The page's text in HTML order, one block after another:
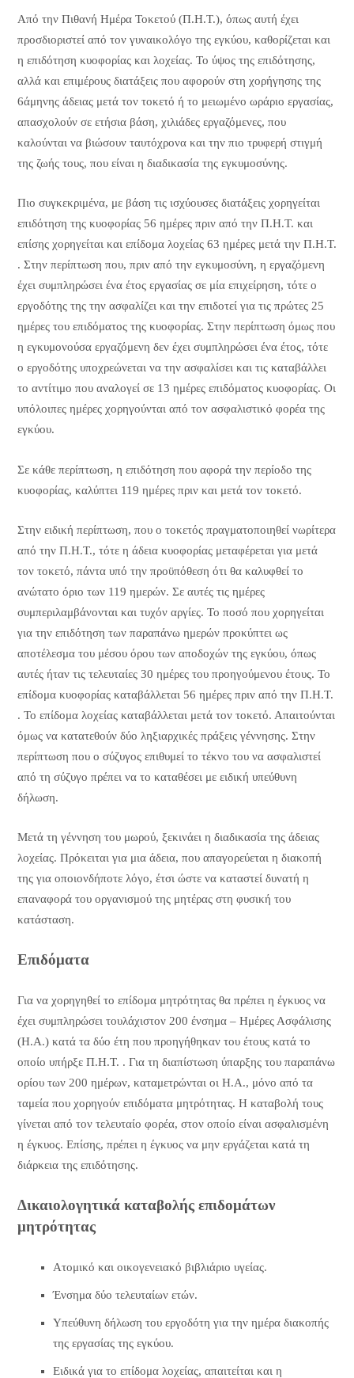
Από την Πιθανή Ημέρα Τοκετού (Π.Η.Τ.), όπως αυτή έχει
προσδιοριστεί από τον γυναικολόγο της εγκύου, καθορίζεται και
η επιδότηση κυοφορίας και λοχείας. Το ύψος της επιδότησης,
αλλά και επιμέρους διατάξεις που αφορούν στη χορήγησης της
6άμηνης άδειας μετά τον τοκετό ή το μειωμένο ωράριο εργασίας,
απασχολούν σε ετήσια βάση, χιλιάδες εργαζόμενες, που
καλούνται να βιώσουν ταυτόχρονα και την πιο τρυφερή στιγμή
της ζωής τους, που είναι η διαδικασία της εγκυμοσύνης.
Πιο συγκεκριμένα, με βάση τις ισχύουσες διατάξεις χορηγείται
επιδότηση της κυοφορίας 56 ημέρες πριν από την Π.Η.Τ. και
επίσης χορηγείται και επίδομα λοχείας 63 ημέρες μετά την Π.Η.Τ.
. Στην περίπτωση που, πριν από την εγκυμοσύνη, η εργαζόμενη
έχει συμπληρώσει ένα έτος εργασίας σε μία επιχείρηση, τότε ο
εργοδότης της την ασφαλίζει και την επιδοτεί για τις πρώτες 25
ημέρες του επιδόματος της κυοφορίας. Στην περίπτωση όμως που
η εγκυμονούσα εργαζόμενη δεν έχει συμπληρώσει ένα έτος, τότε
ο εργοδότης υποχρεώνεται να την ασφαλίσει και τις καταβάλλει
το αντίτιμο που αναλογεί σε 13 ημέρες επιδόματος κυοφορίας. Οι
υπόλοιπες ημέρες χορηγούνται από τον ασφαλιστικό φορέα της
εγκύου.
Σε κάθε περίπτωση, η επιδότηση που αφορά την περίοδο της
κυοφορίας, καλύπτει 119 ημέρες πριν και μετά τον τοκετό.
Στην ειδική περίπτωση, που ο τοκετός πραγματοποιηθεί νωρίτερα
από την Π.Η.Τ., τότε η άδεια κυοφορίας μεταφέρεται για μετά
τον τοκετό, πάντα υπό την προϋπόθεση ότι θα καλυφθεί το
ανώτατο όριο των 119 ημερών. Σε αυτές τις ημέρες
συμπεριλαμβάνονται και τυχόν αργίες. Το ποσό που χορηγείται
για την επιδότηση των παραπάνω ημερών προκύπτει ως
αποτέλεσμα του μέσου όρου των αποδοχών της εγκύου, όπως
αυτές ήταν τις τελευταίες 30 ημέρες του προηγούμενου έτους. Το
επίδομα κυοφορίας καταβάλλεται 56 ημέρες πριν από την Π.Η.Τ.
. Το επίδομα λοχείας καταβάλλεται μετά τον τοκετό. Απαιτούνται
όμως να κατατεθούν δύο ληξιαρχικές πράξεις γέννησης. Στην
περίπτωση που ο σύζυγος επιθυμεί το τέκνο του να ασφαλιστεί
από τη σύζυγο πρέπει να το καταθέσει με ειδική υπεύθυνη
δήλωση.
Μετά τη γέννηση του μωρού, ξεκινάει η διαδικασία της άδειας
λοχείας. Πρόκειται για μια άδεια, που απαγορεύεται η διακοπή
της για οποιονδήποτε λόγο, έτσι ώστε να καταστεί δυνατή η
επαναφορά του οργανισμού της μητέρας στη φυσική του
κατάσταση.
Επιδόματα
Για να χορηγηθεί το επίδομα μητρότητας θα πρέπει η έγκυος να
έχει συμπληρώσει τουλάχιστον 200 ένσημα – Ημέρες Ασφάλισης
(Η.Α.) κατά τα δύο έτη που προηγήθηκαν του έτους κατά το
οποίο υπήρξε Π.Η.Τ. . Για τη διαπίστωση ύπαρξης του παραπάνω
ορίου των 200 ημέρων, καταμετρώνται οι Η.Α., μόνο από τα
ταμεία που χορηγούν επιδόματα μητρότητας. Η καταβολή τους
γίνεται από τον τελευταίο φορέα, στον οποίο είναι ασφαλισμένη
η έγκυος. Επίσης, πρέπει η έγκυος να μην εργάζεται κατά τη
διάρκεια της επιδότησης.
Δικαιολογητικά καταβολής επιδομάτων
μητρότητας
Ατομικό και οικογενειακό βιβλιάριο υγείας.
Ένσημα δύο τελευταίων ετών.
Υπεύθυνη δήλωση του εργοδότη για την ημέρα διακοπής
της εργασίας της εγκύου.
Ειδικά για το επίδομα λοχείας, απαιτείται και η